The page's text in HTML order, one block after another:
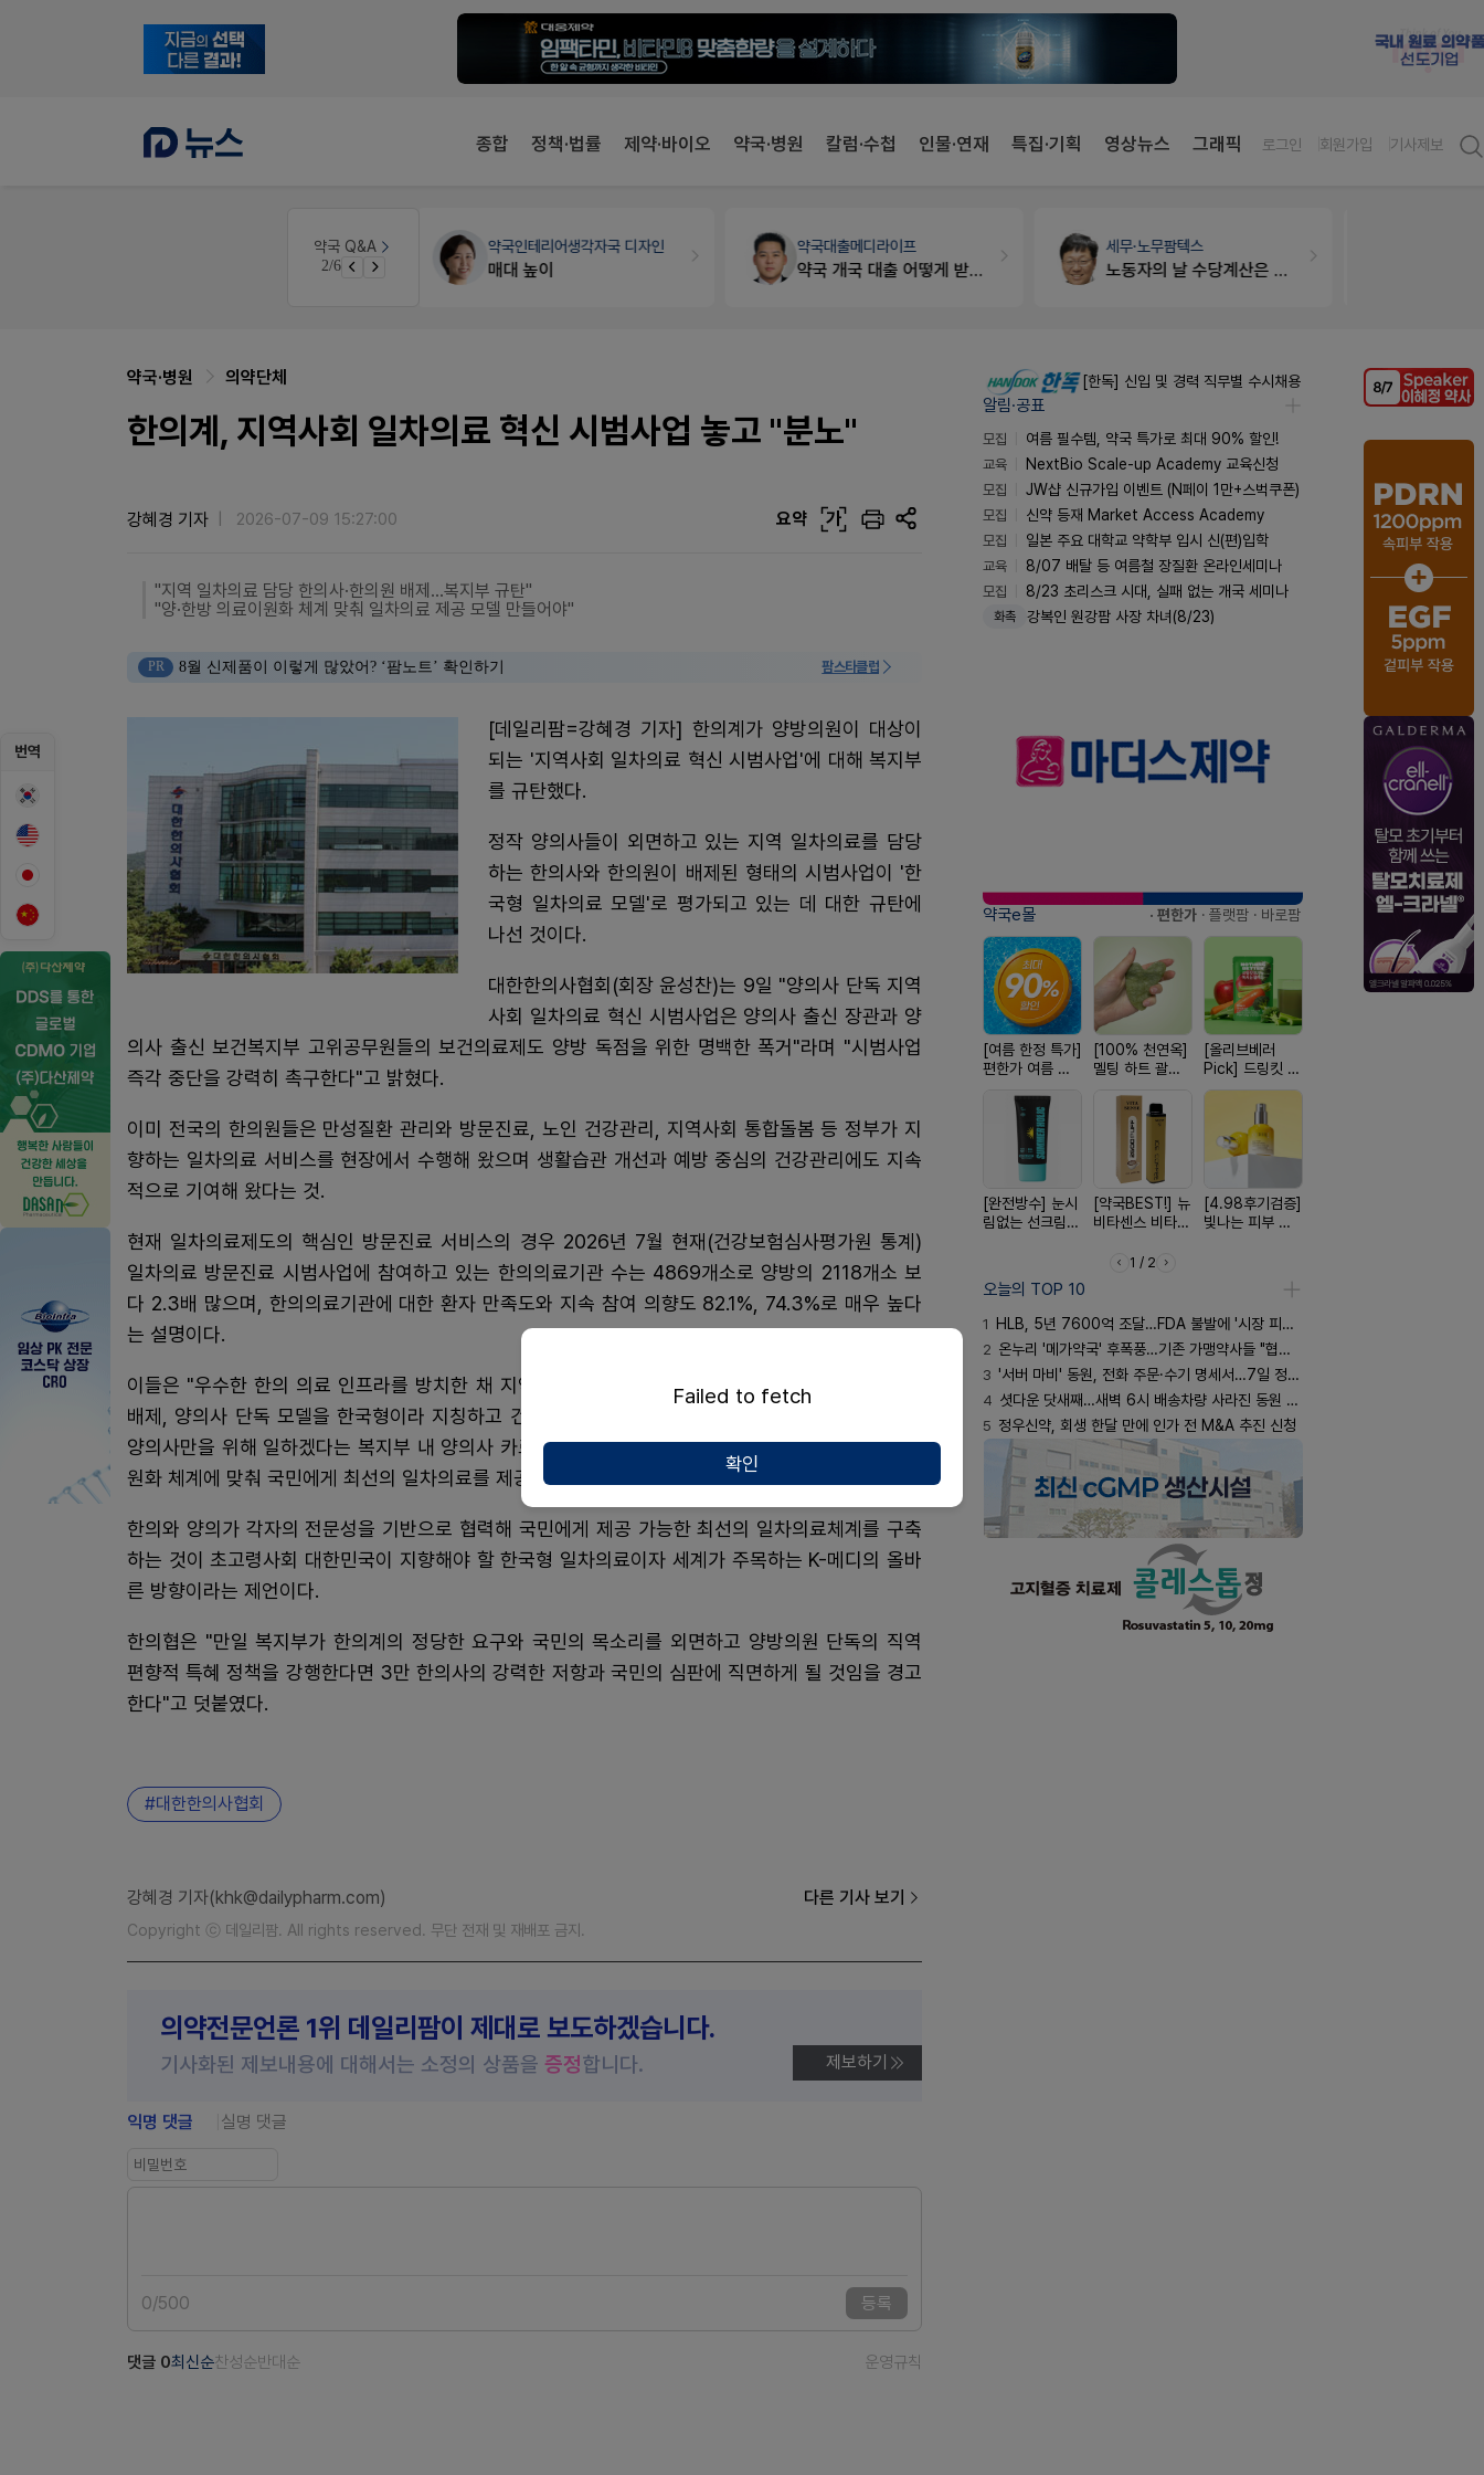
종합 정책·법률 제약·바이오 약국·병원 칼럼·수첩 인물·연재 특집·기획 영상뉴스 그래픽 로그인 회원가입 기사제보
약국 Q&A
3/6
미래 세무법인
경단녀요건중 근로스득원천징수액
약국인테리어생각자국 디자인
매대 높이
약국대출메디라이프
약국 개국 대출 어떻게 받아야할지 어렵습니다
세무·노무팜텍스
노동자의 날 수당계산은 어떻게 되나요
번역
약국·병원 의약단체
한의계, 지역사회 일차의료 혁신 시범사업 놓고 "분노"
강혜경 기자 2026-07-09 15:27:00 요약 가
"지역 일차의료 담당 한의사·한의원 배제…복지부 규탄"
"양·한방 의료이원화 체계 맞춰 일차의료 제공 모델 만들어야"
PR 8월 신제품이 이렇게 많았어? ‘팜노트’ 확인하기 팜스타클럽
[데일리팜=강혜경 기자] 한의계가 양방의원이 대상이
되는 '지역사회 일차의료 혁신 시범사업'에 대해 복지부
를 규탄했다.
정작 양의사들이 외면하고 있는 지역 일차의료를 담당
하는 한의사와 한의원이 배제된 형태의 시범사업이 '한
국형 일차의료 모델'로 평가되고 있는 데 대한 규탄에
나선 것이다.
대한한의사협회(회장 윤성찬)는 9일 "양의사 단독 지역
사회 일차의료 혁신 시범사업은 양의사 출신 장관과 양
의사 출신 보건복지부 고위공무원들의 보건의료제도 양방 독점을 위한 명백한 폭거"라며 "시범사업
즉각 중단을 강력히 촉구한다"고 밝혔다.
이미 전국의 한의원들은 만성질환 관리와 방문진료, 노인 건강관리, 지역사회 통합돌봄 등 정부가 지
향하는 일차의료 서비스를 현장에서 수행해 왔으며 생활습관 개선과 예방 중심의 건강관리에도 지속
적으로 기여해 왔다는 것.
현재 일차의료제도의 핵심인 방문진료 서비스의 경우 2026년 7월 현재(건강보험심사평가원 통계)
일차의료 방문진료 시범사업에 참여하고 있는 한의의료기관 수는 4869개소로 양방의 2118개소 보
다 2.3배 많으며, 한의의료기관에 대한 환자 만족도와 지속 참여 의향도 82.1%, 74.3%로 매우 높다
는 설명이다.
이들은 "우수한 한의 의료 인프라를 방치한 채 지역사회 통합돌봄과 일차의료 혁신을 논하며 한의사
배제, 양의사 단독 모델을 한국형이라 지칭하고 건강보험 재정을 쏟아붓는 행위는 국민이 아닌 오직
양의사만을 위해 일하겠다는 복지부 내 양의사 카르텔의 직역 폭거"라며 "대한민국의 한·양방 의료이
원화 체계에 맞춰 국민에게 최선의 일차의료를 제공하는 모델을 만들어야 한다"고 강조했다.
한의와 양의가 각자의 전문성을 기반으로 협력해 국민에게 제공 가능한 최선의 일차의료체계를 구축
하는 것이 초고령사회 대한민국이 지향해야 할 한국형 일차의료이자 세계가 주목하는 K-메디의 올바
른 방향이라는 제언이다.
한의협은 "만일 복지부가 한의계의 정당한 요구와 국민의 목소리를 외면하고 양방의원 단독의 직역
편향적 특혜 정책을 강행한다면 3만 한의사의 강력한 저항과 국민의 심판에 직면하게 될 것임을 경고
한다"고 덧붙였다.
대한한의사협회
강혜경 기자(khk@dailypharm.com) 다른 기사 보기
Copyright ⓒ 데일리팜. All rights reserved. 무단 전재 및 재배포 금지.
의약전문언론 1위 데일리팜이 제대로 보도하겠습니다.
기사화된 제보내용에 대해서는 소정의 상품을 증정합니다. 제보하기
익명 댓글 실명 댓글
0/500 등록
댓글 0최신순찬성순반대순 운영규칙
[한독] 신입 및 경력 직무별 수시채용
알림·공표
모집
여름 필수템, 약국 특가로 최대 90% 할인!
교육
NextBio Scale-up Academy 교육신청
모집
JW샵 신규가입 이벤트 (N페이 1만+스벅쿠폰)
모집
신약 등재 Market Access Academy
모집
일본 주요 대학교 약학부 입시 신(편)입학
교육
8/07 배탈 등 여름철 장질환 온라인세미나
모집
8/23 초리스크 시대, 실패 없는 개국 세미나
화촉 강복인 원강팜 사장 차녀(8/23)
약국e몰 · 편한가 · 플랫팜 · 바로팜
[여름 한정 특가]
편한가 여름 쿨
템 싹쓰리)
[100% 천연옥]
멜팅 하트 괄사
[올리브베러
Pick] 드링킷 건
강음료
[완전방수] 눈시
림없는 선크림
[약국BEST!] 뉴
비타센스 비타민
[4.98후기검증]
빛나는 피부 오
1 / 2
오늘의 TOP 10
1
HLB, 5년 7600억 조달…FDA 불발에 '시장 피로감'
2 온누리 '메가약국' 후폭풍…기존 가맹약사들 "협의체 만들자"
3 '서버 마비' 동원, 전화 주문·수기 명세서…7일 정상화 되나
4 셧다운 닷새째…새벽 6시 배송차량 사라진 동원 물류센터
5 정우신약, 회생 한달 만에 인가 전 M&A 추진 신청
Failed to fetch
확인